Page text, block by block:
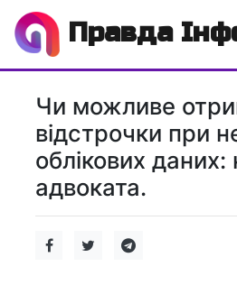
Правда
Чи можливе
відстрочки при
облікових
адвоката.